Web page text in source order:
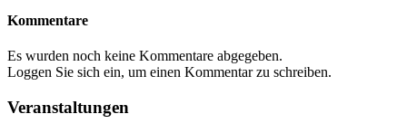
Kommentare
Es wurden noch keine Kommentare abgegeben.
Loggen Sie sich ein, um einen Kommentar zu schreiben.
Veranstaltungen